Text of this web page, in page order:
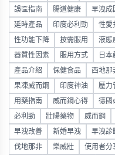
誤區指南 腸道健康 早洩成
延時產品 印度必利勁 性愛
性功能下降 按需服用 液態
器質性因素 服用方式 日本
產品介紹 保健食品 西地那
果凍威而鋼 印度神油 壓力
用藥指南 威而鋼心得 德國
必利勁 壯陽藥物 威而鋼
早洩改善 新婚早洩 早洩診
伐地那非 樂威壯 使用者分